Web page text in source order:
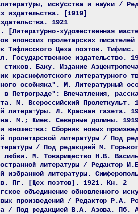
литературы, искусства и науки /
издательства. [1919]
1921
[Литературно-художественная
японских пролетарских
Тифлисского Цеха поэтов.
Государственное издательство.
стихов. Баку. Издание
краснофлотского литературного
особняка". М. Литературный
в Петрограде": Впечатления,
М. Всероссийский Пролеткульт.
литературы. Л. Красная газета.
М.; Киев. Северные долины. 1919
юношества: Сборник новых
пролетарской литературы / Под
/ Под редакцией М.
любви. М. Товарищество Н.В.
литературы / Редактор
избранной литературы.
Пг. [Цех поэтов]. 1921. Кн. 2
объединение обновленного
произведений / Редактор Р.А.
/ Под редакцией В.А. Азова. Пб.